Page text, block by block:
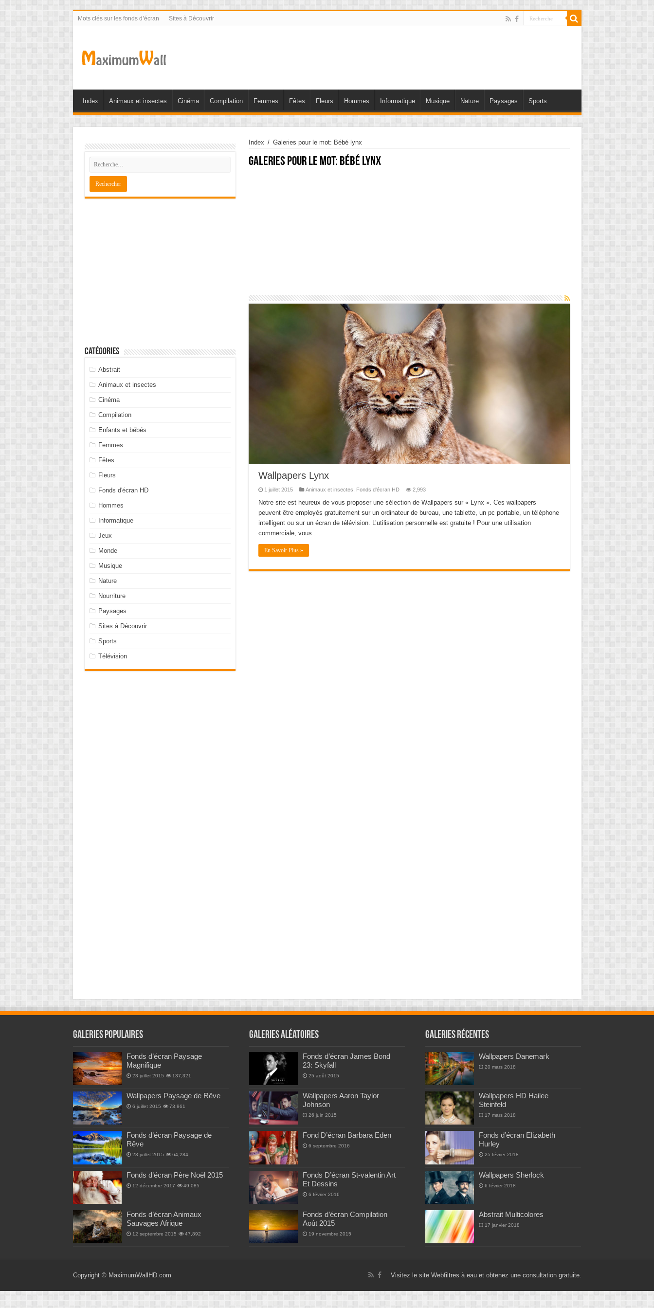
Mots clés sur les fonds d’écran Sites à Découvrir
Index Animaux et insectes Cinéma Compilation Femmes Fêtes Fleurs Hommes Informatique Musique Nature Paysages Sports
Index / Galeries pour le mot: Bébé lynx
Galeries pour le mot: Bébé lynx
Wallpapers Lynx
1 juillet 2015 Animaux et insectes Fonds d'écran HD 2,993
Notre site est heureux de vous proposer une sélection de Wallpapers sur « Lynx ». Ces wallpapers
peuvent être employés gratuitement sur un ordinateur de bureau, une tablette, un pc portable, un téléphone
intelligent ou sur un écran de télévision. L’utilisation personnelle est gratuite ! Pour une utilisation
commerciale, vous …
En Savoir Plus »
Catégories
Abstrait
Animaux et insectes
Cinéma
Compilation
Enfants et bébés
Femmes
Fêtes
Fleurs
Fonds d'écran HD
Hommes
Informatique
Jeux
Monde
Musique
Nature
Nourriture
Paysages
Sites à Découvrir
Sports
Télévision
Galeries Populaires
Fonds d’écran Paysage
Magnifique
23 juillet 2015 137,321
Wallpapers Paysage de Rêve
6 juillet 2015 73,861
Fonds d’écran Paysage de
Rêve
23 juillet 2015 64,284
Fonds d’écran Père Noël 2015
12 décembre 2017 49,085
Fonds d’écran Animaux
Sauvages Afrique
12 septembre 2015 47,892
Galeries Aléatoires
Fonds d’écran James Bond
23: Skyfall
25 août 2015
Wallpapers Aaron Taylor
Johnson
26 juin 2015
Fond D’écran Barbara Eden
6 septembre 2016
Fonds D’écran St-valentin Art
Et Dessins
6 février 2016
Fonds d’écran Compilation
Août 2015
19 novembre 2015
Galeries Récentes
Wallpapers Danemark
20 mars 2018
Wallpapers HD Hailee
Steinfeld
17 mars 2018
Fonds d’écran Elizabeth
Hurley
25 février 2018
Wallpapers Sherlock
6 février 2018
Abstrait Multicolores
17 janvier 2018
Visitez le site Webfiltres à eauet obtenez une consultation gratuite.
Copyright © MaximumWallHD.com